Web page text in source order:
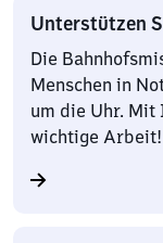
Unterstützen
Die
Menschen in
um die Uhr. Mit
wichtige Arbeit!